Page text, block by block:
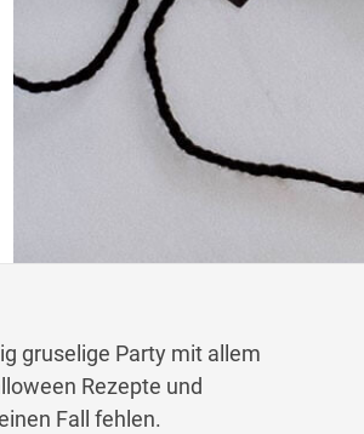
gruselige Party mit allem
Rezepte und
Fall fehlen.